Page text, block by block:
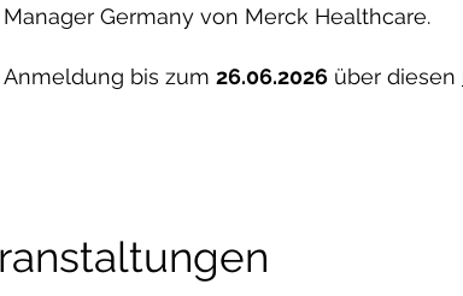
Manager Germany von Merck Healthcare.
Anmeldung bis zum 26.06.2026 über diesen